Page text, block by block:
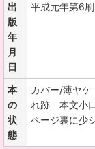
出
版
年
月
日
平成元年第6刷
本
の
状
態
カバー/薄ヤケ
れ跡 本文小
ページ裏に少